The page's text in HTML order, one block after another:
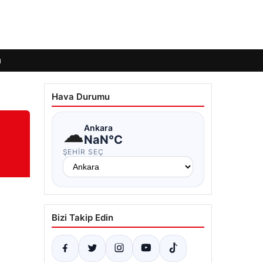
Hava Durumu
☁Ankara
NaN°C
ŞEHIR SEÇ
Bizi Takip Edin